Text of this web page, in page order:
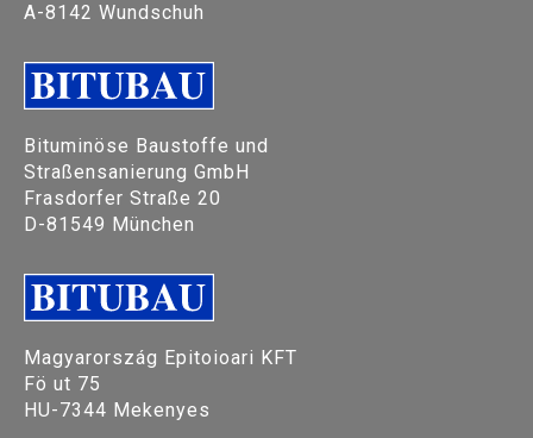
A-8142 Wundschuh
Bituminöse Baustoffe und
Straßensanierung GmbH
Frasdorfer Straße 20
D-81549 München
Magyarország Epitoioari KFT
Fö ut 75
HU-7344 Mekenyes